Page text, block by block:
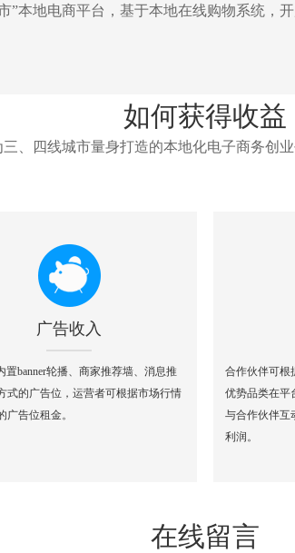
”本地电商平台，基于本地在线购物系统，
如何获得收益
三、四线城市量身打造的本地化电子商务创
广告收入
置banner轮播、商家推荐墙、消息推
式的广告位，运营者可根据市场行情
广告位租金。
合作伙伴可根
优势品类在平
与合作伙伴互
利润。
在线留言